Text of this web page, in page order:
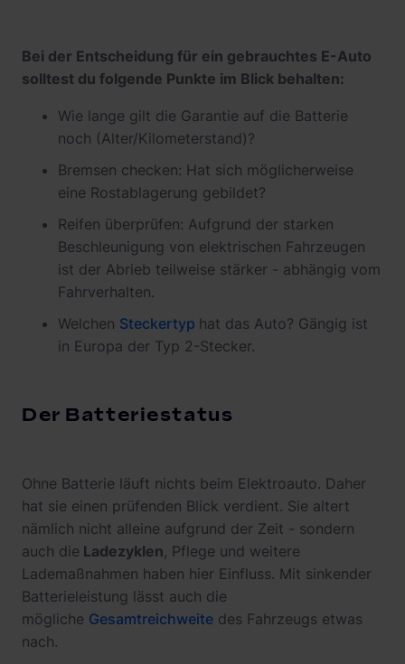
Bei der Entscheidung für ein gebrauchtes E-Auto
solltest du folgende Punkte im Blick behalten:
Wie lange gilt die Garantie auf die Batterie
noch (Alter/Kilometerstand)?
Bremsen checken: Hat sich möglicherweise
eine Rostablagerung gebildet?
Reifen überprüfen: Aufgrund der starken
Beschleunigung von elektrischen Fahrzeugen
ist der Abrieb teilweise stärker - abhängig vom
Fahrverhalten.
Welchen Steckertyp hat das Auto? Gängig ist
in Europa der Typ 2-Stecker.
Der Batteriestatus
Ohne Batterie läuft nichts beim Elektroauto. Daher
hat sie einen prüfenden Blick verdient. Sie altert
nämlich nicht alleine aufgrund der Zeit - sondern
auch die Ladezyklen, Pflege und weitere
Lademaßnahmen haben hier Einfluss. Mit sinkender
Batterieleistung lässt auch die
mögliche Gesamtreichweite des Fahrzeugs etwas
nach.